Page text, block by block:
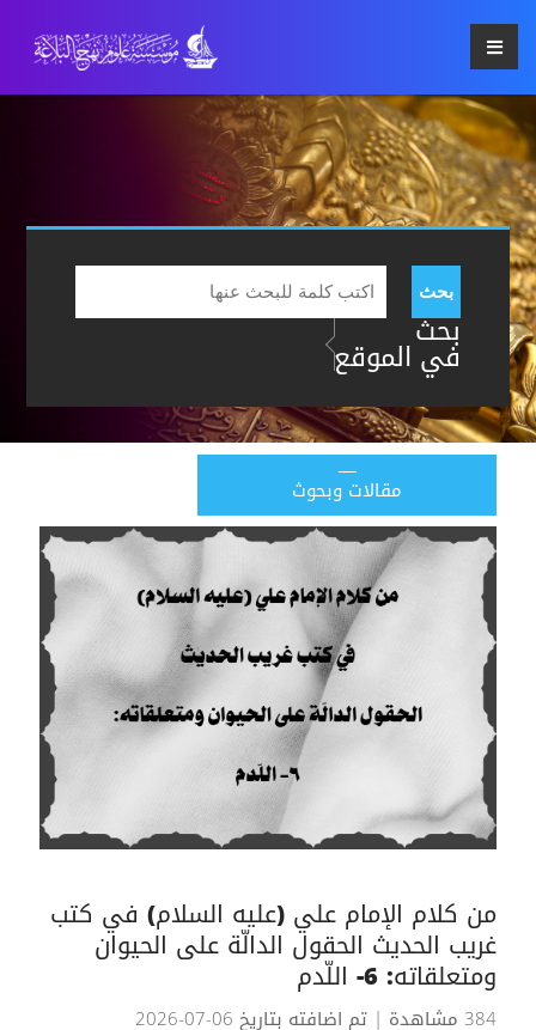
بحث
بحث
في الموقع
مقالات وبحوث
من كلام الإمام علي (عليه السلام) في كتب
غريب الحديث الحقول الدالّة على الحيوان
ومتعلقاته: 6- اللّدم
384 مشاهدة
| تم اضافته بتاريخ 06-07-2026